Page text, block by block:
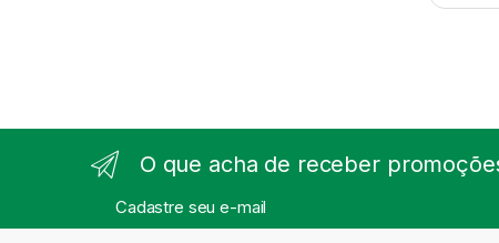
O que acha de receber
Cadastre seu e-mail